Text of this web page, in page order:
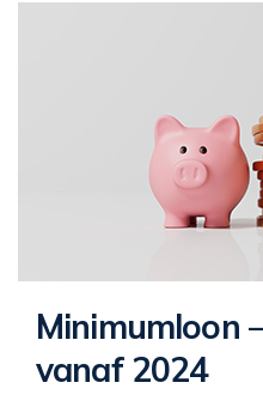
Minimumloon
vanaf 2024